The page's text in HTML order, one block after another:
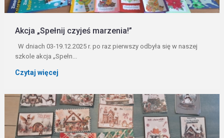
Akcja „Spełnij czyjeś marzenia!”
W dniach 03-19.12.2025 r. po raz pierwszy odbyła się w naszej
szkole akcja „Spełn...
Czytaj więcej